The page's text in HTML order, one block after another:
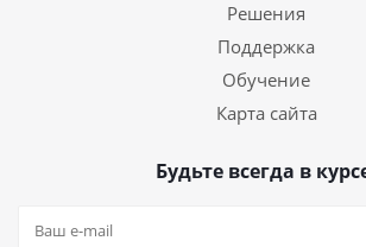
Решения
Поддержка
Обучение
Карта сайта
Будьте всегда в